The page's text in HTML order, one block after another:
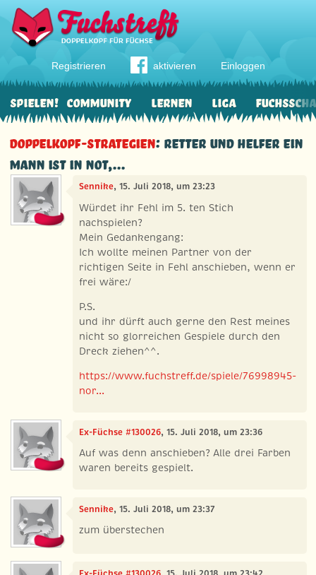
Registrieren aktivieren Einloggen
Community Lernen Liga
Spielen!
Doppelkopf-Strategien: Retter und Helfer ein
Mann ist in NOT,...
Sennike, 15. Juli 2018, um 23:23
Würdet ihr Fehl im 5. ten Stich
nachspielen?
Mein Gedankengang:
Ich wollte meinen Partner von der
richtigen Seite in Fehl anschieben, wenn er
frei wäre:/
P.S.
und ihr dürft auch gerne den Rest meines
nicht so glorreichen Gespiele durch den
Dreck ziehen^^.
https://www.fuchstreff.de/spiele/76998945-
nor...
Ex-Füchse #130026, 15. Juli 2018, um 23:36
Auf was denn anschieben? Alle drei Farben
waren bereits gespielt.
Sennike, 15. Juli 2018, um 23:37
zum überstechen